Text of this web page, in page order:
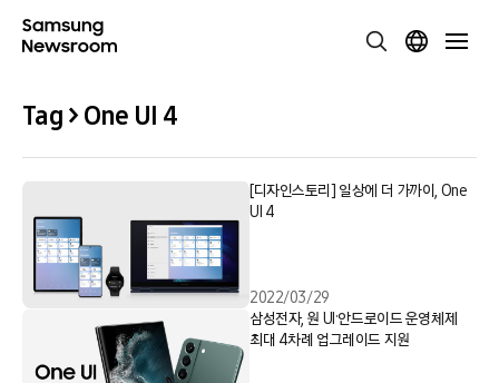
Tag > One UI 4
[디자인스토리] 일상에 더 가까이, One
UI 4
2022/03/29
삼성전자, 원 UI·안드로이드 운영체제
최대 4차례 업그레이드 지원